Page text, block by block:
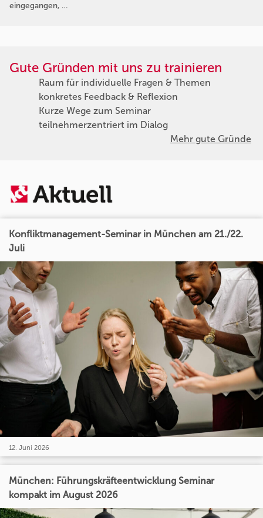
eingegangen, …
Gute Gründen mit uns zu trainieren
Raum für individuelle Fragen & Themen
konkretes Feedback & Reflexion
Kurze Wege zum Seminar
teilnehmerzentriert im Dialog
Mehr gute Gründe
Konfliktmanagement-Seminar in München am 21./22.
Juli
12. Juni 2026
München: Führungskräfteentwicklung Seminar
kompakt im August 2026